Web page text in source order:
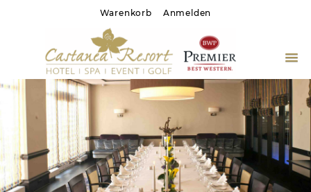
Warenkorb Anmelden
Home
Gastronomie
SPA
Wertgutscheine